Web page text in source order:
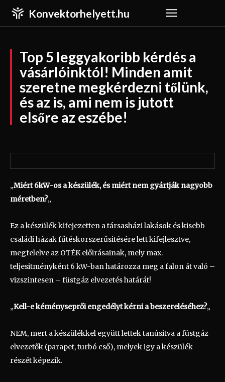
Konvektorhelyett.hu
Top 5 leggyakoribb kérdés a
vásárlóinktól! Minden amit
szeretne megkérdezni tőlünk,
és az is, ami nem is jutott
elsőre az eszébe!
„Miért 6kW-os a készülék, és miért nem gyártják nagyobb
méretben?„
Ez a készülék kifejezetten a társasházi lakások és kisebb
családi házak fűtéskorszerűsitésére lett kifejlesztve,
megfelelve az OTÉK előirásainak, mely max.
teljesitményként 6 kW-ban határozza meg a falon át való –
vizszintesen – füstgáz elvezetés határát!
„Kell-e kéményseprői engedélyt kérni a beszereléséhez?„
NEM, mert a készülékkel együtt lettek tanúsitva a füstgáz
elvezetők (parapet, turbó cső), melyek igy a készülék
részét képezik.